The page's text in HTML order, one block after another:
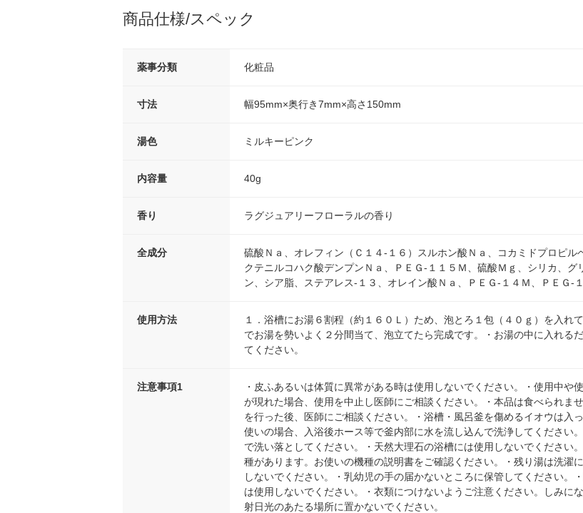
商品仕様/スペック
薬事分類 化粧品
寸法 幅95mm×奥行き7mm×高さ150mm
湯色 ミルキーピンク
内容量 40g
香り ラグジュアリーフローラルの香り
全成分
硫酸Ｎａ、オレフィン（Ｃ１４-１６）スルホン酸Ｎａ、コカミドプロピ
クテニルコハク酸デンプンＮａ、ＰＥＧ-１１５Ｍ、硫酸Ｍｇ、シリカ、
ン、シア脂、ステアレス-１３、オレイン酸Ｎａ、ＰＥＧ-１４Ｍ、ＰＥＧ-
使用方法
１．浴槽にお湯６割程（約１６０Ｌ）ため、泡とろ１包（４０ｇ）を入れ
でお湯を勢いよく２分間当て、泡立てたら完成です。・お湯の中に入れる
てください。
注意事項1
・皮ふあるいは体質に異常がある時は使用しないでください。・使用中や
が現れた場合、使用を中止し医師にご相談ください。・本品は食べられま
を行った後、医師にご相談ください。・浴槽・風呂釜を傷めるイオウは入
使いの場合、入浴後ホース等で釜内部に水を流し込んで洗浄してください
で洗い落としてください。・天然大理石の浴槽には使用しないでください
種があります。お使いの機種の説明書をご確認ください。・残り湯は洗濯
しないでください。・乳幼児の手の届かないところに保管してください。
は使用しないでください。・衣類につけないようご注意ください。しみに
射日光のあたる場所に置かないでください。